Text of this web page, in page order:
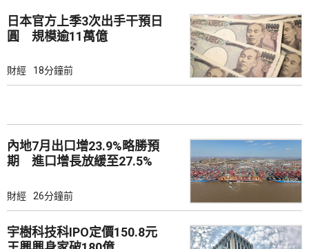
日本官方上季3次出手干預日
圓 規模逾11萬億
財經 18分鐘前
內地7月出口增23.9%略勝預
期 進口增長放緩至27.5%
財經 26分鐘前
宇樹科技科IPO定價150.8元